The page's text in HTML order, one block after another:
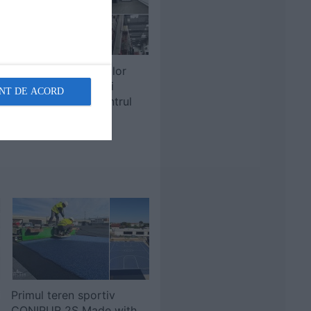
Realizarea instalațiilor
termice, electrice și
sanitare pentru Centrul
Primul teren sportiv
DE ACORD